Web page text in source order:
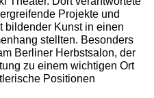
Projekte und
bildender Kunst in einen
stellten. Besonders
Berliner Herbstsalon, der
zu einem wichtigen Ort
Positionen